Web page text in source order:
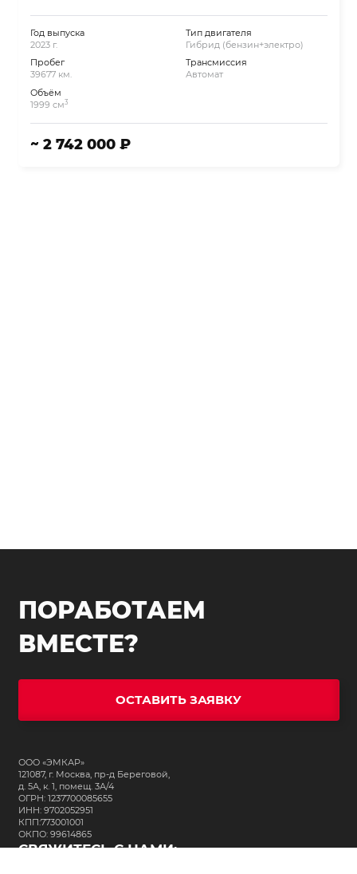
Год выпуска
2023 г.
Пробег
39677 км.
Объём
1999 см3
Тип двигателя
Гибрид (бензин+электро)
Трансмиссия
Автомат
~ 2 742 000 ₽
ПОРАБОТАЕМ
ВМЕСТЕ?
ОСТАВИТЬ ЗАЯВКУ
ООО «ЭМКАР»
121087, г. Москва, пр-д Береговой,
д. 5А, к. 1, помещ. 3А/4
ОГРН: 1237700085655
ИНН: 9702052951
КПП:773001001
ОКПО: 99614865
СВЯЖИТЕСЬ С НАМИ: